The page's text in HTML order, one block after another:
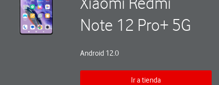
Grandes empresas
y AA.PP.
Note 12 Pro+ 5G
Android 12.0
Ir a tienda